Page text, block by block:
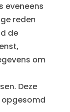
eveneens
reden
de
om
Deze
opgesomd